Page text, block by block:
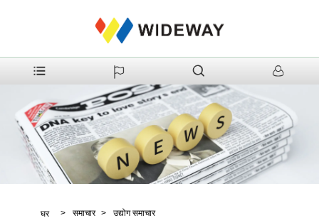
घर > समाचार > उद्योग समाचार